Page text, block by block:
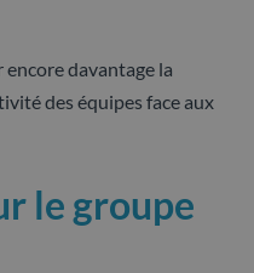
davantage la
des équipes face aux
le groupe